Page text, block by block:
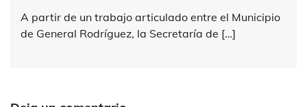
A partir de un trabajo articulado entre el Municipio
de General Rodríguez, la Secretaría de […]